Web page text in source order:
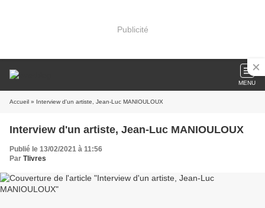
Publicité
MENU
Accueil » Interview d'un artiste, Jean-Luc MANIOULOUX
Interview d'un artiste, Jean-Luc MANIOULOUX
Publié le 13/02/2021 à 11:56
Par Tlivres